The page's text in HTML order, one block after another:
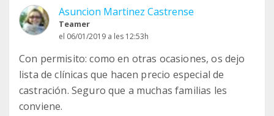
Asuncion Martinez Castrense
Teamer
el 06/01/2019 a les 12:53h
Con permisito: como en otras ocasiones, os dejo
lista de clínicas que hacen precio especial de
castración. Seguro que a muchas familias les
conviene.